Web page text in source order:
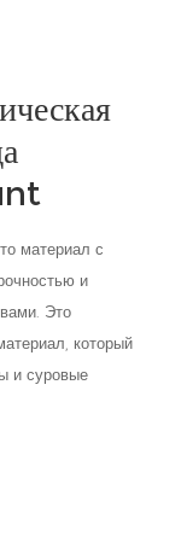
материал с
и
Это
который
и суровые